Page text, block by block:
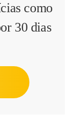
como
30 dias